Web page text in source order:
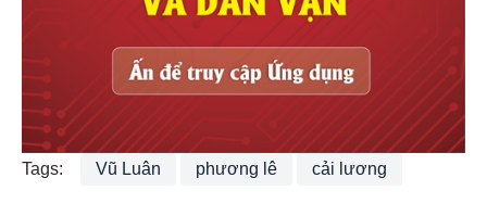
Tags: Vũ Luân phương lê cải lương